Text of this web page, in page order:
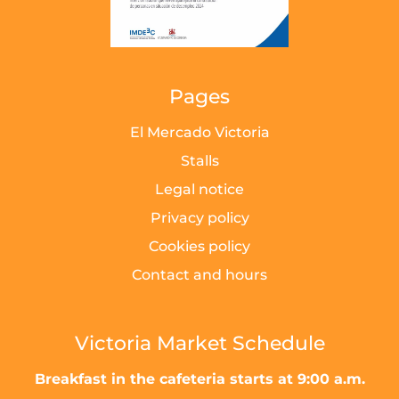
Pages
El Mercado Victoria
Stalls
Legal notice
Privacy policy
Cookies policy
Contact and hours
Victoria Market Schedule
Breakfast in the cafeteria starts at 9:00 a.m.